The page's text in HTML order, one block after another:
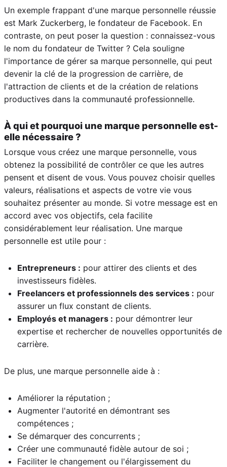
Un exemple frappant d'une marque personnelle réussie
est Mark Zuckerberg, le fondateur de Facebook. En
contraste, on peut poser la question : connaissez-vous
le nom du fondateur de Twitter ? Cela souligne
l'importance de gérer sa marque personnelle, qui peut
devenir la clé de la progression de carrière, de
l'attraction de clients et de la création de relations
productives dans la communauté professionnelle.
À qui et pourquoi une marque personnelle est-
elle nécessaire ?
Lorsque vous créez une marque personnelle, vous
obtenez la possibilité de contrôler ce que les autres
pensent et disent de vous. Vous pouvez choisir quelles
valeurs, réalisations et aspects de votre vie vous
souhaitez présenter au monde. Si votre message est en
accord avec vos objectifs, cela facilite
considérablement leur réalisation. Une marque
personnelle est utile pour :
Entrepreneurs : pour attirer des clients et des
investisseurs fidèles.
Freelancers et professionnels des services : pour
assurer un flux constant de clients.
Employés et managers : pour démontrer leur
expertise et rechercher de nouvelles opportunités de
carrière.
De plus, une marque personnelle aide à :
Améliorer la réputation ;
Augmenter l'autorité en démontrant ses
compétences ;
Se démarquer des concurrents ;
Créer une communauté fidèle autour de soi ;
Faciliter le changement ou l'élargissement du